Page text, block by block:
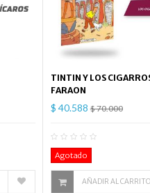
TINTIN Y LOS
FARAON
$ 40.588$ 70.000
Agotado
AÑADIR AL CARRITO